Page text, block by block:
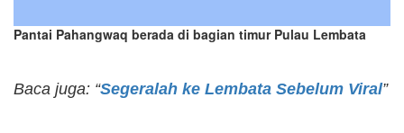
Pantai Pahangwaq berada di bagian timur Pulau Lembata
Baca juga: “Segeralah ke Lembata Sebelum Viral”